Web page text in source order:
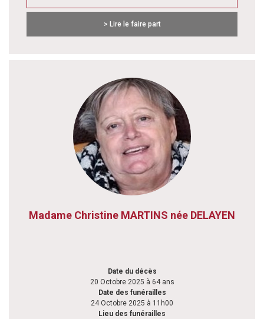
> Lire le faire part
Madame Christine MARTINS née DELAYEN
Date du décès
20 Octobre 2025 à 64 ans
Date des funérailles
24 Octobre 2025 à 11h00
Lieu des funérailles